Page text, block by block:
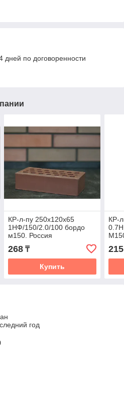
дней по договоренности
КР-л-пу 250x120x65
1НФ/150/2.0/100 бордо
м150. Россия
268₸
Купить
КР-
215
год